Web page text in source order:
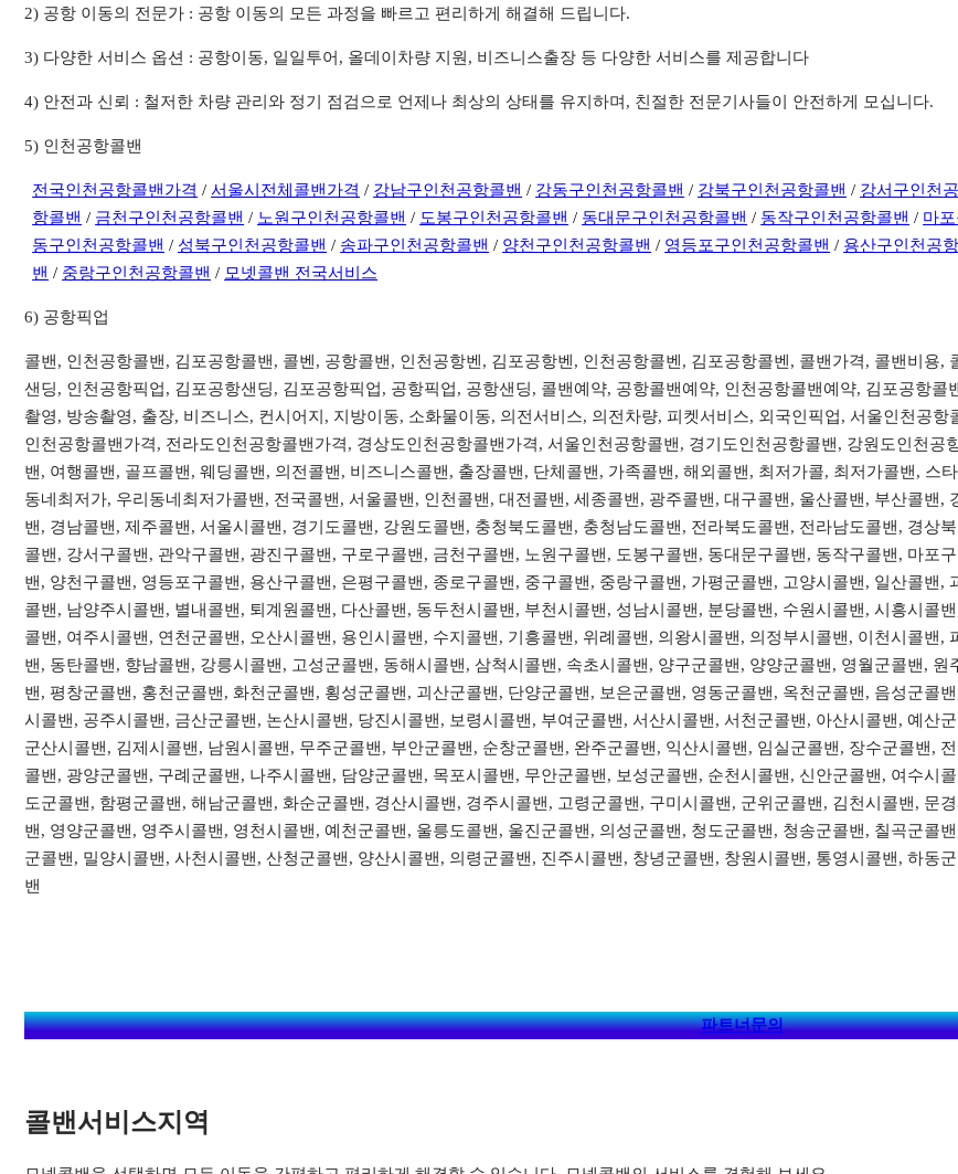
2) 공항 이동의 전문가 : 공항 이동의 모든 과정을 빠르고 편리하게 해결해 드립니다.
3) 다양한 서비스 옵션 : 공항이동, 일일투어, 올데이차량 지원, 비즈니스출장 등 다양한 서비스를 제공합니다
4) 안전과 신뢰 : 철저한 차량 관리와 정기 점검으로 언제나 최상의 상태를 유지하며, 친절한 전문기사들이 안전하게 모십니다.
5) 인천공항콜밴
전국인천공항콜밴가격 /서울시전체콜밴가격 / 강남구인천공항콜밴 / 강동구인천공항콜밴 / 강북구인천공항콜밴 / 강서구인천
항콜밴 / 금천구인천공항콜밴 / 노원구인천공항콜밴 / 도봉구인천공항콜밴 / 동대문구인천공항콜밴 / 동작구인천공항콜밴 / 마
동구인천공항콜밴 / 성북구인천공항콜밴 / 송파구인천공항콜밴 / 양천구인천공항콜밴 / 영등포구인천공항콜밴 / 용산구인천공
밴 / 중랑구인천공항콜밴 / 모넷콜밴 전국서비스
6) 공항픽업
콜밴, 인천공항콜밴, 김포공항콜밴, 콜벤, 공항콜밴, 인천공항벤, 김포공항벤, 인천공항콜벤, 김포공항콜벤, 콜밴가격, 콜밴비용
샌딩, 인천공항픽업, 김포공항샌딩, 김포공항픽업, 공항픽업, 공항샌딩, 콜밴예약, 공항콜밴예약, 인천공항콜밴예약, 김포공항
촬영, 방송촬영, 출장, 비즈니스, 컨시어지, 지방이동, 소화물이동, 의전서비스, 의전차량, 피켓서비스, 외국인픽업, 서울인천공
인천공항콜밴가격, 전라도인천공항콜밴가격, 경상도인천공항콜밴가격, 서울인천공항콜밴, 경기도인천공항콜밴, 강원도인천
밴, 여행콜밴, 골프콜밴, 웨딩콜밴, 의전콜밴, 비즈니스콜밴, 출장콜밴, 단체콜밴, 가족콜밴, 해외콜밴, 최저가콜, 최저가콜밴, 스
동네최저가, 우리동네최저가콜밴, 전국콜밴, 서울콜밴, 인천콜밴, 대전콜밴, 세종콜밴, 광주콜밴, 대구콜밴, 울산콜밴, 부산콜밴
밴, 경남콜밴, 제주콜밴, 서울시콜밴, 경기도콜밴, 강원도콜밴, 충청북도콜밴, 충청남도콜밴, 전라북도콜밴, 전라남도콜밴, 경상
콜밴, 강서구콜밴, 관악구콜밴, 광진구콜밴, 구로구콜밴, 금천구콜밴, 노원구콜밴, 도봉구콜밴, 동대문구콜밴, 동작구콜밴, 마포
밴, 양천구콜밴, 영등포구콜밴, 용산구콜밴, 은평구콜밴, 종로구콜밴, 중구콜밴, 중랑구콜밴, 가평군콜밴, 고양시콜밴, 일산콜밴,
콜밴, 남양주시콜밴, 별내콜밴, 퇴계원콜밴, 다산콜밴, 동두천시콜밴, 부천시콜밴, 성남시콜밴, 분당콜밴, 수원시콜밴, 시흥시콜
콜밴, 여주시콜밴, 연천군콜밴, 오산시콜밴, 용인시콜밴, 수지콜밴, 기흥콜밴, 위례콜밴, 의왕시콜밴, 의정부시콜밴, 이천시콜밴
밴, 동탄콜밴, 향남콜밴, 강릉시콜밴, 고성군콜밴, 동해시콜밴, 삼척시콜밴, 속초시콜밴, 양구군콜밴, 양양군콜밴, 영월군콜밴,
밴, 평창군콜밴, 홍천군콜밴, 화천군콜밴, 횡성군콜밴, 괴산군콜밴, 단양군콜밴, 보은군콜밴, 영동군콜밴, 옥천군콜밴, 음성군콜
시콜밴, 공주시콜밴, 금산군콜밴, 논산시콜밴, 당진시콜밴, 보령시콜밴, 부여군콜밴, 서산시콜밴, 서천군콜밴, 아산시콜밴, 예산
군산시콜밴, 김제시콜밴, 남원시콜밴, 무주군콜밴, 부안군콜밴, 순창군콜밴, 완주군콜밴, 익산시콜밴, 임실군콜밴, 장수군콜밴,
콜밴, 광양군콜밴, 구례군콜밴, 나주시콜밴, 담양군콜밴, 목포시콜밴, 무안군콜밴, 보성군콜밴, 순천시콜밴, 신안군콜밴, 여수시
도군콜밴, 함평군콜밴, 해남군콜밴, 화순군콜밴, 경산시콜밴, 경주시콜밴, 고령군콜밴, 구미시콜밴, 군위군콜밴, 김천시콜밴, 문
밴, 영양군콜밴, 영주시콜밴, 영천시콜밴, 예천군콜밴, 울릉도콜밴, 울진군콜밴, 의성군콜밴, 청도군콜밴, 청송군콜밴, 칠곡군콜
군콜밴, 밀양시콜밴, 사천시콜밴, 산청군콜밴, 양산시콜밴, 의령군콜밴, 진주시콜밴, 창녕군콜밴, 창원시콜밴, 통영시콜밴, 하동
밴
파트너문의
콜밴서비스지역​